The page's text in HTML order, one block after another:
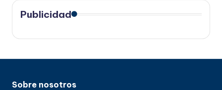
Publicidad
Sobre nosotros